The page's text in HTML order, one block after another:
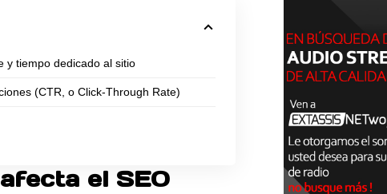
y tiempo dedicado al sitio
(CTR, o Click-Through Rate)
el SEO